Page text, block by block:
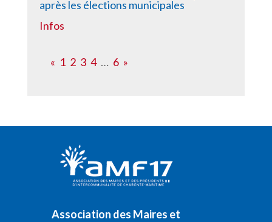
après les élections municipales
Infos
« 1 2 3 4 … 6 »
Association des Maires et